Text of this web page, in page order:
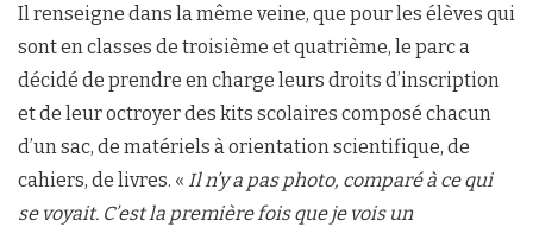
Il renseigne dans la même veine, que pour les élèves qui
sont en classes de troisième et quatrième, le parc a
décidé de prendre en charge leurs droits d’inscription
et de leur octroyer des kits scolaires composé chacun
d’un sac, de matériels à orientation scientifique, de
cahiers, de livres. « Il n’y a pas photo, comparé à ce qui
se voyait. C’est la première fois que je vois un